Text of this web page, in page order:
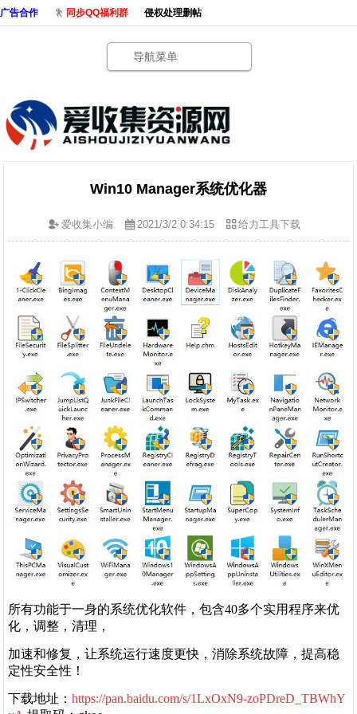
广告合作 同步QQ福利群 侵权处理删帖
导航菜单
Win10 Manager系统优化器
爱收集小编 2021/3/2 0:34:15 给力工具下载
所有功能于一身的系统优化软件，包含40多个实用程序来优
化，调整，清理，
加速和修复，让系统运行速度更快，消除系统故障，提高稳
定性安全性！
下载地址：https://pan.baidu.com/s/1LxOxN9-zoPDreD_TBWhY